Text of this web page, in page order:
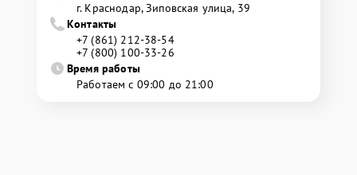
г. Краснодар, Зиповская улица, 39
Контакты
+7 (861) 212-38-54
+7 (800) 100-33-26
Время работы
Работаем с 09:00 до 21:00